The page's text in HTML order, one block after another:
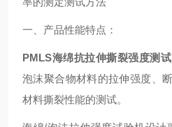
一、 产品性能特点：
PMLS海绵抗拉伸撕裂强度测
泡沫聚合物材料的拉伸强度、
材料撕裂性能的测试。